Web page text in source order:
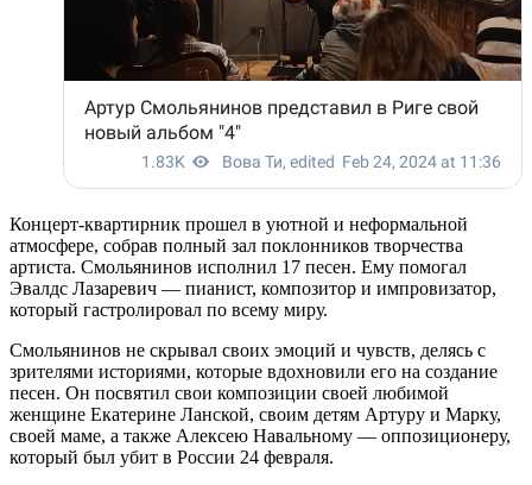
Концерт-квартирник прошел в уютной и неформальной
атмосфере, собрав полный зал поклонников творчества
артиста. Смольянинов исполнил 17 песен. Ему помогал
Эвалдс Лазаревич — пианист, композитор и импровизатор,
который гастролировал по всему миру.
Смольянинов не скрывал своих эмоций и чувств, делясь с
зрителями историями, которые вдохновили его на создание
песен. Он посвятил свои композиции своей любимой
женщине Екатерине Ланской, своим детям Артуру и Марку,
своей маме, а также Алексею Навальному — оппозиционеру,
который был убит в России 24 февраля.